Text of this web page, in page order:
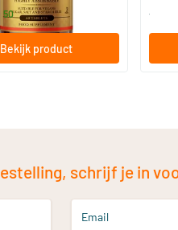
50
Bekijk product
vanaf
schrijf je in
Email